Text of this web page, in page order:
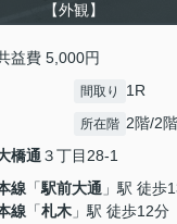
【外観】
益費 5,000円
間取り 1R
所在階 2階/2
橋通３丁目28-1
線 「駅前大通 」駅 徒歩
線 「札木 」駅 徒歩12分